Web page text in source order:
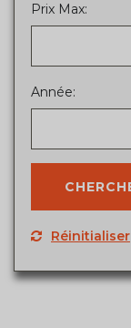
Prix Max:
Année:
Réinitialiser